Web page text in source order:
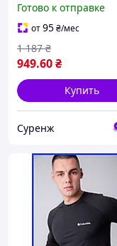
термобельё, цвет
Оливковый, размер L
Готово к отправке
от95₴/мес
949.60₴
1 187 ₴
Купить
Суренж